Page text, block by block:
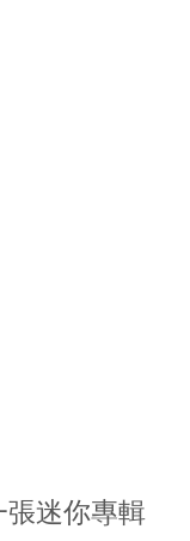
迷你專輯